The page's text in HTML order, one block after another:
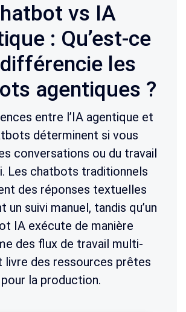
vs IA
: Qu’est-ce
les
agentiques ?
entre l’IA agentique et
déterminent si vous
conversations ou du travail
Les chatbots traditionnels
des réponses textuelles
un suivi manuel, tandis qu’un
IA exécute de manière
des flux de travail multi-
livre des ressources prêtes
pour la production.